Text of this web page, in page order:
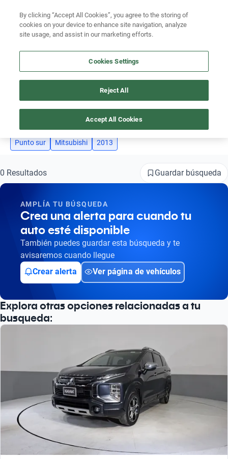
Ubicación
AUTOS MITSUBISHI 2013 PUNTO SUR
Busca por marca
Busca por modelo
Busca por marca
Busca por versión
Busca por año
3
Punto sur Mitsubishi 2013
0 Resultados Guardar búsqueda
AMPLÍA TU BÚSQUEDA
Crea una alerta para cuando tu
auto esté disponible
También puedes guardar esta búsqueda y te
avisaremos cuando llegue
Crear alerta
Ver página de vehículos
Explora otras opciones relacionadas a tu
busqueda:
By clicking “Accept All Cookies”, you agree to the storing of
cookies on your device to enhance site navigation, analyze
site usage, and assist in our marketing efforts.
Cookies Settings
Reject All
Accept All Cookies